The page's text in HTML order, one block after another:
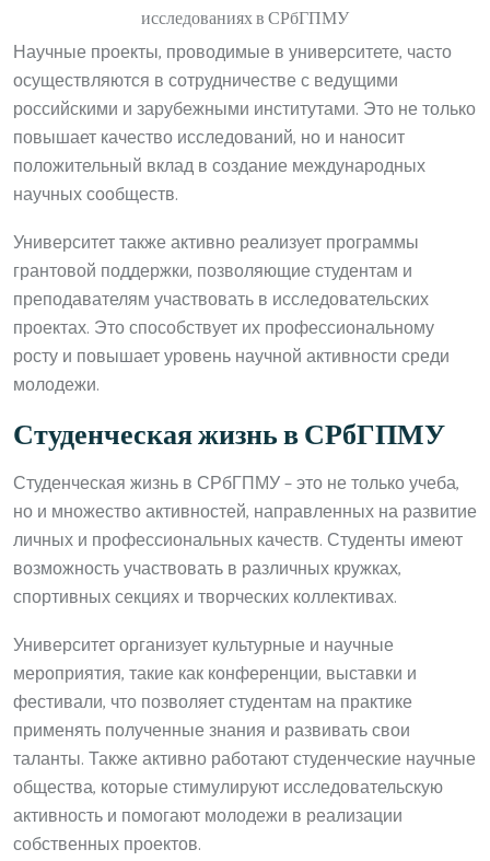
Научные проекты, проводимые в университете, часто
осуществляются в сотрудничестве с ведущими
российскими и зарубежными институтами. Это не только
повышает качество исследований, но и наносит
положительный вклад в создание международных
научных сообществ.
Университет также активно реализует программы
грантовой поддержки, позволяющие студентам и
преподавателям участвовать в исследовательских
проектах. Это способствует их профессиональному
росту и повышает уровень научной активности среди
молодежи.
Студенческая жизнь в СРбГПМУ
Студенческая жизнь в СРбГПМУ – это не только учеба,
но и множество активностей, направленных на развитие
личных и профессиональных качеств. Студенты имеют
возможность участвовать в различных кружках,
спортивных секциях и творческих коллективах.
Университет организует культурные и научные
мероприятия, такие как конференции, выставки и
фестивали, что позволяет студентам на практике
применять полученные знания и развивать свои
таланты. Также активно работают студенческие научные
общества, которые стимулируют исследовательскую
активность и помогают молодежи в реализации
собственных проектов.